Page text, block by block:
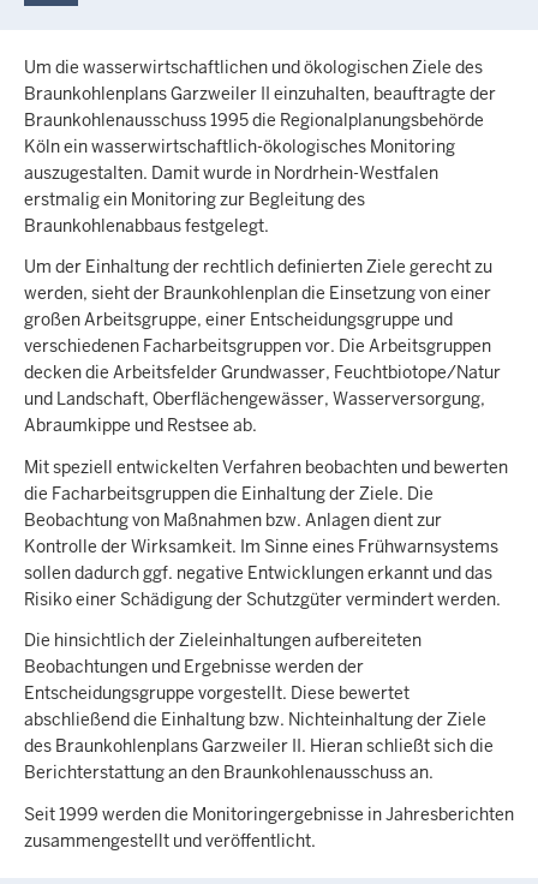
Um die wasserwirtschaftlichen und ökologischen Ziele des
Braunkohlenplans Garzweiler II einzuhalten, beauftragte der
Braunkohlenausschuss 1995 die Regionalplanungsbehörde
Köln ein wasserwirtschaftlich-ökologisches Monitoring
auszugestalten. Damit wurde in Nordrhein-Westfalen
erstmalig ein Monitoring zur Begleitung des
Braunkohlenabbaus festgelegt.
Um der Einhaltung der rechtlich definierten Ziele gerecht zu
werden, sieht der Braunkohlenplan die Einsetzung von einer
großen Arbeitsgruppe, einer Entscheidungsgruppe und
verschiedenen Facharbeitsgruppen vor. Die Arbeitsgruppen
decken die Arbeitsfelder Grundwasser, Feuchtbiotope/Natur
und Landschaft, Oberflächengewässer, Wasserversorgung,
Abraumkippe und Restsee ab.
Mit speziell entwickelten Verfahren beobachten und bewerten
die Facharbeitsgruppen die Einhaltung der Ziele. Die
Beobachtung von Maßnahmen bzw. Anlagen dient zur
Kontrolle der Wirksamkeit. Im Sinne eines Frühwarnsystems
sollen dadurch ggf. negative Entwicklungen erkannt und das
Risiko einer Schädigung der Schutzgüter vermindert werden.
Die hinsichtlich der Zieleinhaltungen aufbereiteten
Beobachtungen und Ergebnisse werden der
Entscheidungsgruppe vorgestellt. Diese bewertet
abschließend die Einhaltung bzw. Nichteinhaltung der Ziele
des Braunkohlenplans Garzweiler II. Hieran schließt sich die
Berichterstattung an den Braunkohlenausschuss an.
Seit 1999 werden die Monitoringergebnisse in Jahresberichten
zusammengestellt und veröffentlicht.